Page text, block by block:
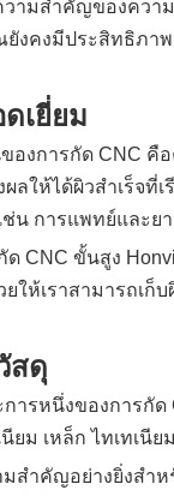
วามสำคัญของคว
ยังคงมีประสิทธิภา
เยี่ยม
งการกัด CNC คื
ลให้ได้ผิวสำเร็จที่
น การแพทย์และ
ด CNC ขั้นสูง
ให้เราสามารถเก็
สดุ
ารหนึ่งของการกั
ยม เหล็ก ไทเทเนี
สำคัญอย่างยิ่งสำ